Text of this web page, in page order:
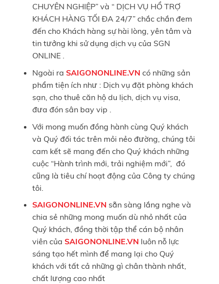
CHUYÊN NGHIỆP” và “ DỊCH VỤ HỔ TRỢ
KHÁCH HÀNG TỐI ĐA 24/7” chắc chắn đem
đến cho Khách hàng sự hài lòng, yên tâm và
tin tưởng khi sử dụng dịch vụ của SGN
ONLINE .
Ngoài ra SAIGONONLINE.VN có những sản
phẩm tiện ích như : Dịch vụ đặt phòng khách
sạn, cho thuê căn hộ du lịch, dịch vụ visa,
đưa đón sân bay vip .
Với mong muốn đồng hành cùng Quý khách
và Quý đối tác trên mỏi nẻo đường, chúng tôi
cam kết sẽ mang đến cho Quý khách những
cuộc “Hành trình mới, trải nghiệm mới”, đó
cũng là tiêu chí hoạt động của Công ty chúng
tôi.
SAIGONONLINE.VN sẵn sàng lắng nghe và
chia sẻ những mong muốn dù nhỏ nhất của
Quý khách, đồng thời tập thể cán bộ nhân
viên của SAIGONONLINE.VN luôn nỗ lực
sáng tạo hết mình để mang lại cho Quý
khách với tất cả những gì chân thành nhất,
chất lượng cao nhất